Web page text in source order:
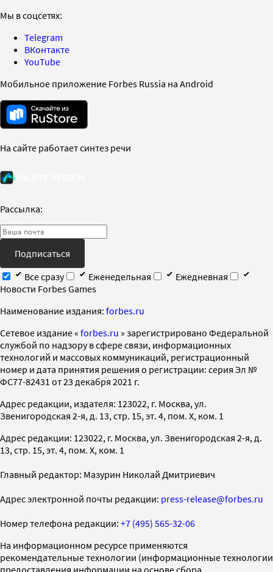
Мы в соцсетях:
Telegram
ВКонтакте
YouTube
Мобильное приложение Forbes Russia на Android
На сайте работает синтез речи
Рассылка:
Подписаться
Все сразу
Еженедельная
Ежедневная
Новости Forbes Games
Наименование издания: forbes.ru
Cетевое издание « forbes.ru » зарегистрировано Федеральной
службой по надзору в сфере связи, информационных
технологий и массовых коммуникаций, регистрационный
номер и дата принятия решения о регистрации: серия Эл №
ФС77-82431 от 23 декабря 2021 г.
Адрес редакции, издателя: 123022, г. Москва, ул.
Звенигородская 2-я, д. 13, стр. 15, эт. 4, пом. X, ком. 1
Адрес редакции: 123022, г. Москва, ул. Звенигородская 2-я, д.
13, стр. 15, эт. 4, пом. X, ком. 1
Главный редактор: Мазурин Николай Дмитриевич
Адрес электронной почты редакции: press-release@forbes.ru
Номер телефона редакции: +7 (495) 565-32-06
На информационном ресурсе применяются
рекомендательные технологии (информационные технологии
предоставления информации на основе сбора,